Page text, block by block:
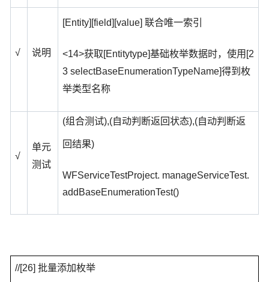
√ 说明
[Entity][field][value] 联合唯一索引
<14>获取[Entitytype]基础枚举数据时，使用 [2
3 selectBaseEnumerationTypeName]得到枚
举类型名称
√
单元
测试
(组合测试),(自动判断返回状态),(自动判断返
回结果)
WFServiceTestProject. manageServiceTest.
addBaseEnumerationTest()
//[26] 批量添加枚举